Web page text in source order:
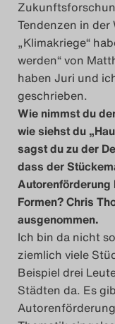
Tendenzen in
„Klimakriege“
werden“ von
haben Juri und
geschrieben.
Wie nimmst du
wie siehst du
sagst du zu der
dass der
Autorenförderung
Formen? Chris
ausgenommen.
Ich bin da nicht
ziemlich viele
Beispiel drei
Städten da. Es